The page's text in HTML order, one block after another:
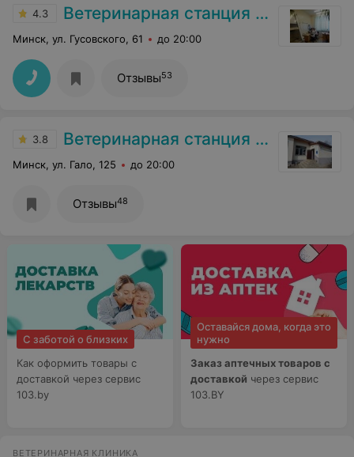
4.3 Ветеринарная станция Фрунзенского района
Минск, ул. Гусовского, 61 до 20:00
Отзывы53
3.8 Ветеринарная станция Советского района
Минск, ул. Гало, 125 до 20:00
Отзывы48
С заботой о близких
Как оформить товары с
доставкой через сервис
103.by
Оставайся дома, когда это
нужно
Заказ аптечных товаров с
доставкой через сервис
103.BY
ВЕТЕРИНАРНАЯ КЛИНИКА